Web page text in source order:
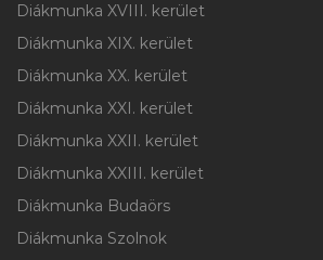
Diákmunka XVIII. kerület
Diákmunka XIX. kerület
Diákmunka XX. kerület
Diákmunka XXI. kerület
Diákmunka XXII. kerület
Diákmunka XXIII. kerület
Diákmunka Budaörs
Diákmunka Szolnok